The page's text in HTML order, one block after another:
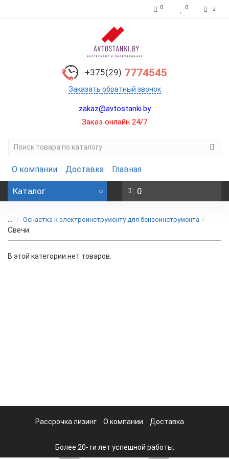
0 0
+375(29) 7774545
Заказать обратный звонок
zakaz@avtostanki.by
Заказ онлайн 24/7
О компании Доставка Главная
Каталог : 0
... Оснастка к электроинструменту для бензоинструмента
Свечи
В этой категории нет товаров.
Рассрочка лизинг О компании Доставка
Более 20-ти лет успешной работы.